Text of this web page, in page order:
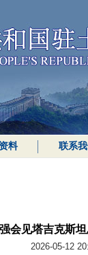
料 联系我
会见塔吉克斯
2026-05-12